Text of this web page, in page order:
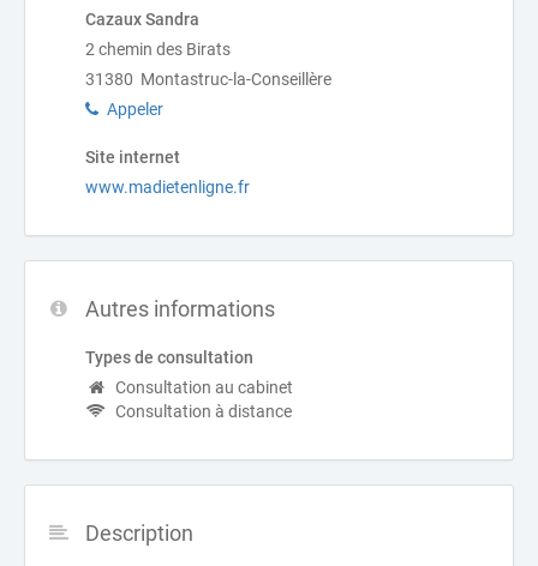
Cazaux Sandra
2 chemin des Birats
31380 Montastruc-la-Conseillère
Appeler
Site internet
www.madietenligne.fr
Autres informations
Types de consultation
Consultation au cabinet
Consultation à distance
Description